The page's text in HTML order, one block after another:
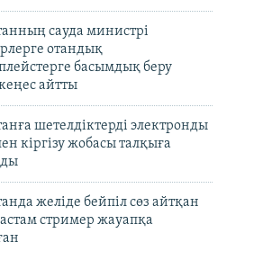
сауда министрі
отандық
басымдық беру
айтты
шетелдіктерді электронды
кіргізу жобасы талқыға
желіде бейпіл сөз айтқан
стример жауапқа